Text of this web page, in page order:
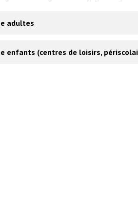
adultes
enfants (centres de loisirs,